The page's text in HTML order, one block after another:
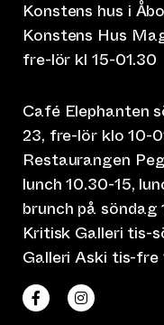
Konstens hus i
Konstens Hus
fre-lör kl 15-01.30
Café Elephanten
23, fre-lör klo 10-
Restaurangen
lunch 10.30-15,
brunch på söndag
Kritisk Galleri tis-
Galleri Aski tis-fre
Taiteen talo
(leder till annan
Taiteen talo
(leder till